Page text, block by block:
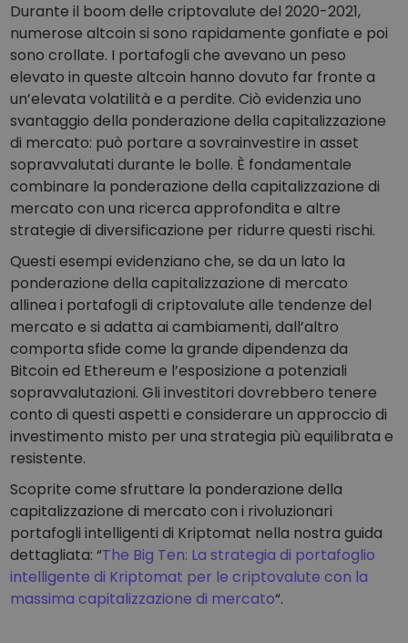
Durante il boom delle criptovalute del 2020-2021,
numerose altcoin si sono rapidamente gonfiate e poi
sono crollate. I portafogli che avevano un peso
elevato in queste altcoin hanno dovuto far fronte a
un’elevata volatilità e a perdite. Ciò evidenzia uno
svantaggio della ponderazione della capitalizzazione
di mercato: può portare a sovrainvestire in asset
sopravvalutati durante le bolle. È fondamentale
combinare la ponderazione della capitalizzazione di
mercato con una ricerca approfondita e altre
strategie di diversificazione per ridurre questi rischi.
Questi esempi evidenziano che, se da un lato la
ponderazione della capitalizzazione di mercato
allinea i portafogli di criptovalute alle tendenze del
mercato e si adatta ai cambiamenti, dall’altro
comporta sfide come la grande dipendenza da
Bitcoin ed Ethereum e l’esposizione a potenziali
sopravvalutazioni. Gli investitori dovrebbero tenere
conto di questi aspetti e considerare un approccio di
investimento misto per una strategia più equilibrata e
resistente.
Scoprite come sfruttare la ponderazione della
capitalizzazione di mercato con i rivoluzionari
portafogli intelligenti di Kriptomat nella nostra guida
dettagliata: “The Big Ten: La strategia di portafoglio
intelligente di Kriptomat per le criptovalute con la
massima capitalizzazione di mercato“.